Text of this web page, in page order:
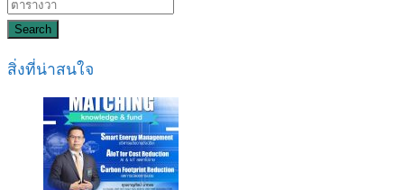
Search
สิ่งที่น่าสนใจ